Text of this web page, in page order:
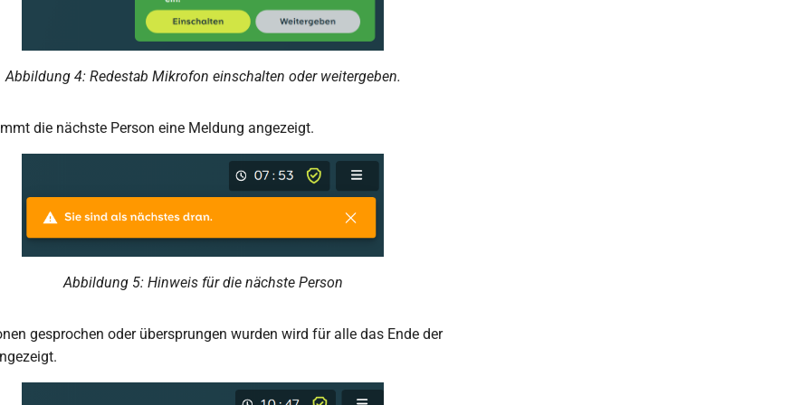
Abbildung 4: Redestab Mikrofon einschalten oder weitergeben.
die nächste Person eine Meldung angezeigt.
Abbildung 5: Hinweis für die nächste Person
gesprochen oder übersprungen wurden wird für alle das Ende der